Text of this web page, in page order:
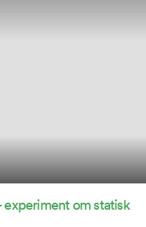
experiment om statisk